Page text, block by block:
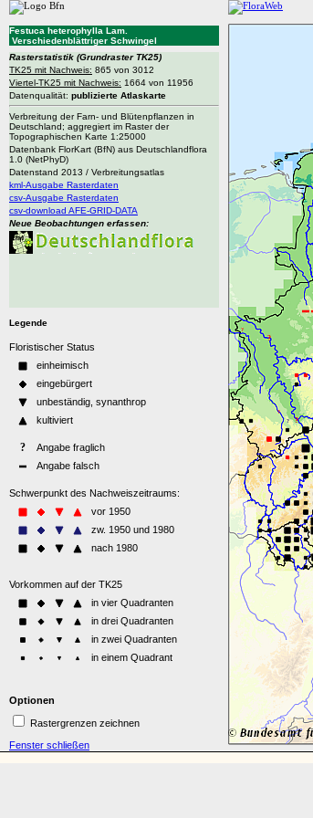
Festuca heterophylla Lam.
Verschiedenblättriger Schwingel
Rasterstatistik (Grundraster TK25)
TK25 mit Nachweis: 865 von 3012
Viertel-TK25 mit Nachweis: 1664 von 11956
Datenqualität: publizierte Atlaskarte
Verbreitung der Farn- und Blütenpflanzen in
Deutschland; aggregiert im Raster der
Topographischen Karte 1:25000
Datenbank FlorKart (BfN) aus Deutschlandflora
1.0 (NetPhyD)
Datenstand 2013 / Verbreitungsatlas
kml-Ausgabe Rasterdaten
csv-Ausgabe Rasterdaten
csv-download AFE-GRID-DATA
Neue Beobachtungen erfassen:
Legende
Optionen
Rastergrenzen zeichnen
Fenster schließen